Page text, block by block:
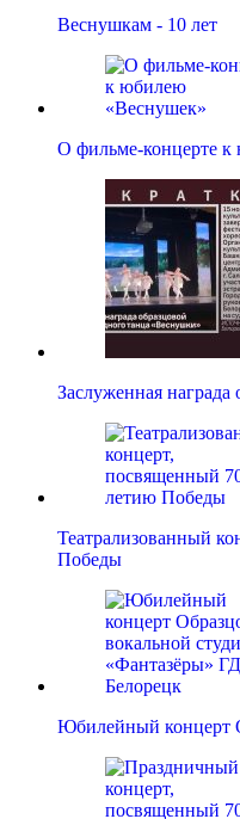
Веснушкам - 10 лет
О фильме-концерте
Заслуженная
Театрализованный
Победы
Юбилейный концерт